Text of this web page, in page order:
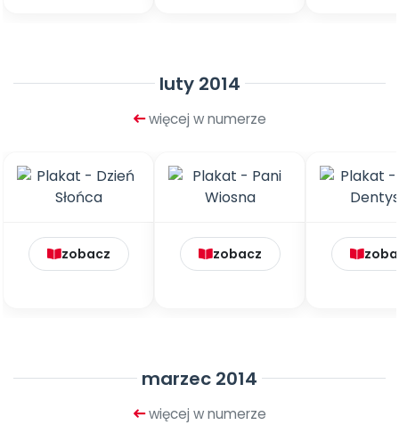
luty 2014
więcej w numerze
zobacz zobacz
marzec 2014
więcej w numerze